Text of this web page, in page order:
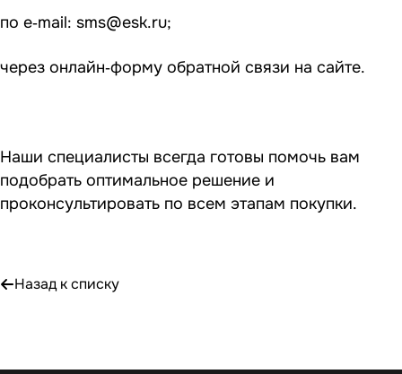
по e‑mail: sms@esk.ru;
через онлайн‑форму обратной связи на сайте.
Наши специалисты всегда готовы помочь вам
подобрать оптимальное решение и
проконсультировать по всем этапам покупки.
Назад к списку